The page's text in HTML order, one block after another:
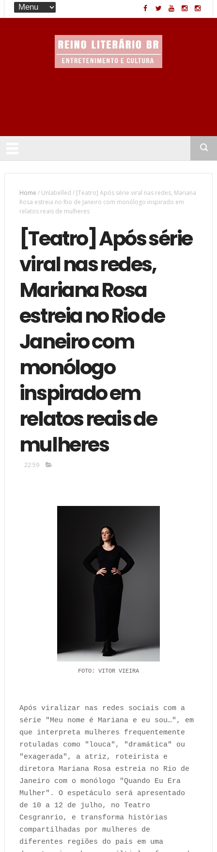
Home /Unlabelled / [Teatro] Após série viral nas redes, Mariana
Rosa estreia no Rio de Janeiro com monólogo inspirado em
relatos reais de mulheres
[Teatro] Após série
viral nas redes,
Mariana Rosa
estreia no Rio de
Janeiro com
monólogo
inspirado em
relatos reais de
mulheres
22:59
FOTO: VITOR VIEIRA
Após viralizar nas redes sociais com a
série "Meu nome é Mariana e eu sou…", em
que interpreta mulheres frequentemente
rotuladas como "louca", "dramática" ou
"exagerada", a atriz, roteirista e
diretora Mariana Rosa estreia no Rio de
Janeiro com o monólogo "Quando Eu Era
Mulher". O espetáculo será apresentado
de 10 a 12 de julho, no Teatro
Cesgranrio, e transforma histórias
compartilhadas por mulheres de
diferentes regiões do país em uma